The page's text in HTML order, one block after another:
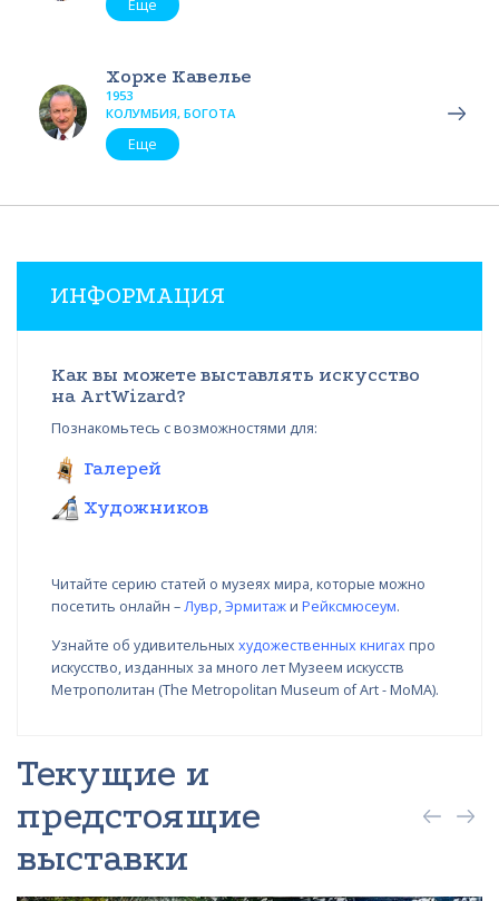
Еще
Хорхе Кавелье
1953
КОЛУМБИЯ, БОГОТА
Еще
ИНФОРМАЦИЯ
Как вы можете выставлять искусство
на ArtWizard?
Познакомьтесь с возможностями для:
Галерей
Художников
Читайте серию статей о музеях мира, которые можно
посетить онлайн –Лувр,Эрмитажи Рейксмюсеум.
Узнайте об удивительных художественных книгах про
искусство, изданных за много лет Музеем искусств
Метрополитан (The Metropolitan Museum of Art - MoMA).
Текущие и
предстоящие
выставки